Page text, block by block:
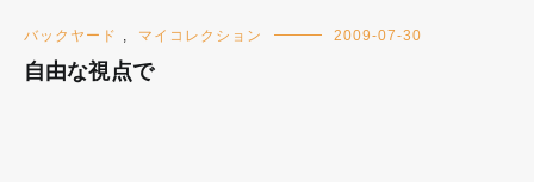
バックヤード マイコレクション 2009-07-30
自由な視点で